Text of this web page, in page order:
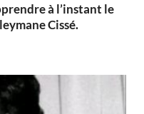
à l’instant le
Cissé.